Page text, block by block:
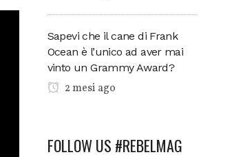
Sapevi che il cane di Frank
Ocean è l’unico ad aver mai
vinto un Grammy Award?
2 mesi ago
FOLLOW US #REBELMAG